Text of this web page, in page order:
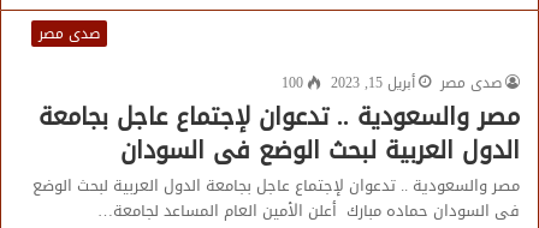
صدى مصر
صدى مصر
أبريل 15, 2023 100
مصر والسعودية .. تدعوان لإجتماع عاجل بجامعة
الدول العربية لبحث الوضع فى السودان
مصر والسعودية .. تدعوان لإجتماع عاجل بجامعة الدول العربية لبحث الوضع
فى السودان حماده مبارك أعلن الأمين العام المساعد لجامعة…